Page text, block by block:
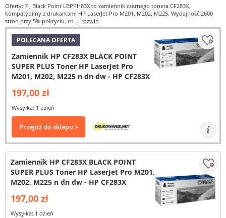
Oferty: 7 , Black Point LBPPH83X to zamiennik czarnego tonera CF283X,
kompatybilny z drukarkami HP LaserJet Pro M201, M202, M225. Wydajność 2600
stron przy 5% pokryciu, co ... rozwiń
POLECANA OFERTA
Zamiennik HP CF283X BLACK POINT
SUPER PLUS Toner HP LaserJet Pro
M201, M202, M225 n dn dw - HP CF283X
197,00 zł
Wysyłka: 1 dzień
Przejdź do sklepu >
Zamiennik HP CF283X BLACK POINT
SUPER PLUS Toner HP LaserJet Pro M201,
M202, M225 n dn dw - HP CF283X
197,00 zł
Wysyłka: 1 dzień